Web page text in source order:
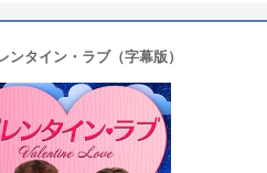
ンタイン・ラブ（字幕版）